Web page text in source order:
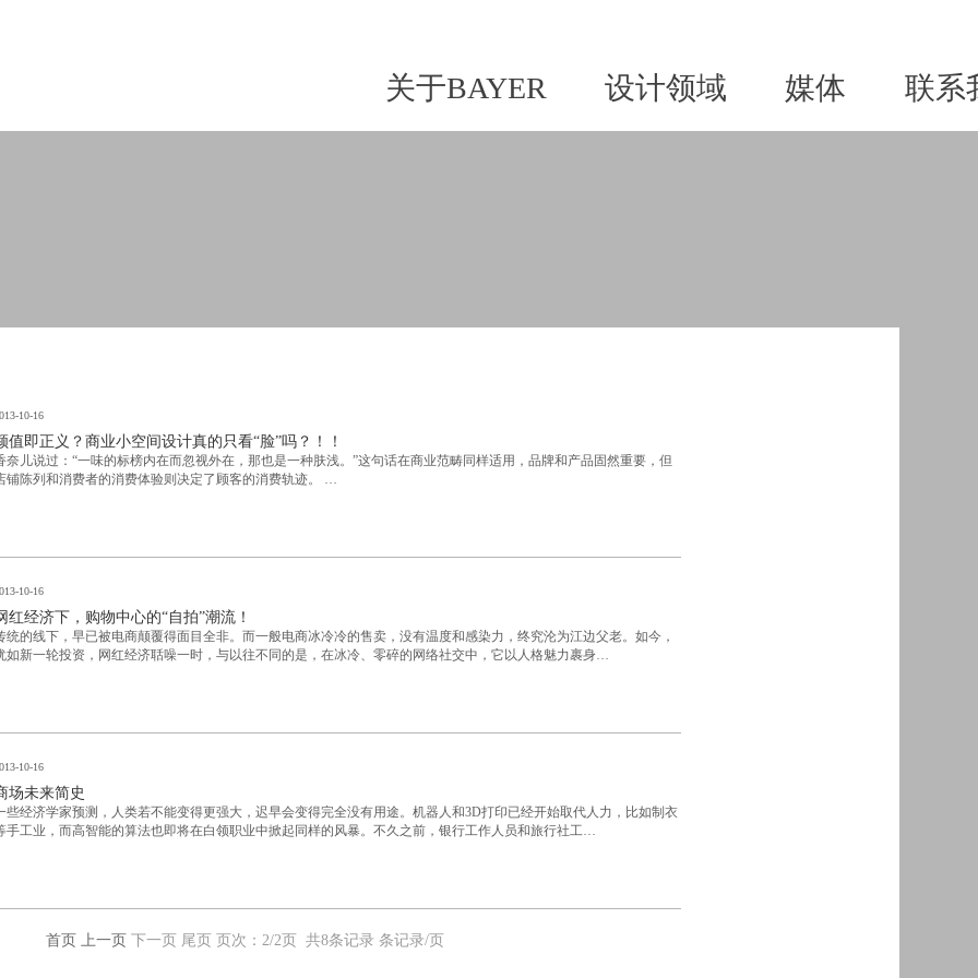
关于BAYER 设计领域 媒体 联系
10-16
值即正义？商业小空间设计真的只看“脸”吗？！！
奈儿说过：“一味的标榜内在而忽视外在，那也是一种肤浅。”这句话在商业范畴同样适用，品牌和产品固然重要，但
铺陈列和消费者的消费体验则决定了顾客的消费轨迹。 …
10-16
红经济下，购物中心的“自拍”潮流！
统的线下，早已被电商颠覆得面目全非。而一般电商冰冷冷的售卖，没有温度和感染力，终究沦为江边父老。如今，
如新一轮投资，网红经济聒噪一时，与以往不同的是，在冰冷、零碎的网络社交中，它以人格魅力裹身…
10-16
场未来简史
些经济学家预测，人类若不能变得更强大，迟早会变得完全没有用途。机器人和3D打印已经开始取代人力，比如制衣
手工业，而高智能的算法也即将在白领职业中掀起同样的风暴。不久之前，银行工作人员和旅行社工…
首页 上一页 下一页 尾页 页次： 2/2页 共8条记录 条记录/页